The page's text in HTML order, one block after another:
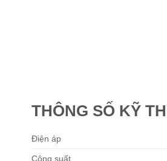
THÔNG SỐ KỸ
Điện áp
Công suất